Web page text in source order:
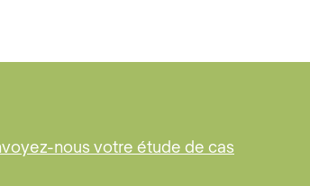
nous votre étude de cas